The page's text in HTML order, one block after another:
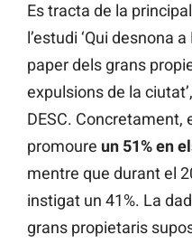
Es tracta de la
l’estudi ‘Qui desnona
paper dels grans
expulsions de la
DESC. Concretament,
promoure un 51% en
mentre que durant el
instigat un 41%. La
grans propietaris